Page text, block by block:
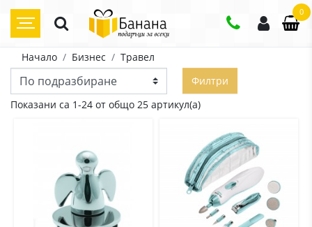
0
Начало Бизнес
Травел
Филтри
Показани са 1-24 от общо 25 артикул(а)